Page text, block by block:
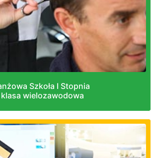
Szkoła I Stopnia
wielozawodowa